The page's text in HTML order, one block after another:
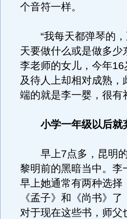
个音符一样。
“我每天都弹琴的，
天要做什么或是做多少
李老师的女儿，今年
及待人上却相对成熟
端的就是李一婴，很有
小学一年级以后就
早上7点多，昆明的
黎明前的黑暗当中。
早上她通常有两种选择
《孟子》和《尚书》
对于现在这些书，师